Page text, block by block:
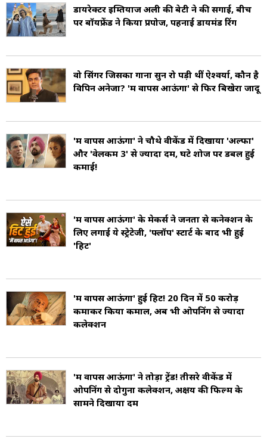
Family). उनकी प्रारंभिक शिक्षा पटना के सेंट माइकल
हाई स्कूल में हुई और बाद में डी.बी.एम.एस. इंग्लिश स्कूल,
जमशेदपुर से उनकी पढाई हुई (Imtiaz Ali
Education).
डायरेक्टर इम्तियाज अली की बेटी ने की सगाई, बीच
पर बॉयफ्रेंड ने किया प्रपोज, पहनाई डायमंड रिंग
वो स‍िंगर ज‍िसका गाना सुन रो पड़ी थीं ऐश्वर्या, कौन है
विपिन अनेजा? 'मैं वापस आऊंगा' से फ‍िर ब‍िखेरा जादू
'मैं वापस आऊंगा' ने चौथे वीकेंड में दिखाया 'अल्फा'
और 'वेलकम 3' से ज्यादा दम, घटे शोज पर डबल हुई
कमाई!
'मैं वापस आऊंगा' के मेकर्स ने जनता से कनेक्शन के
लिए लगाई ये स्ट्रेटेजी, 'फ्लॉप' स्टार्ट के बाद भी हुई
'हिट'
'मैं वापस आऊंगा' हुई हिट! 20 दिन में 50 करोड़
कमाकर किया कमाल, अब भी ओपनिंग से ज्यादा
कलेक्शन
'मैं वापस आऊंगा' ने तोड़ा ट्रेंड! तीसरे वीकेंड में
ओपनिंग से दोगुना कलेक्शन, अक्षय की फिल्म के
सामने दिखाया दम